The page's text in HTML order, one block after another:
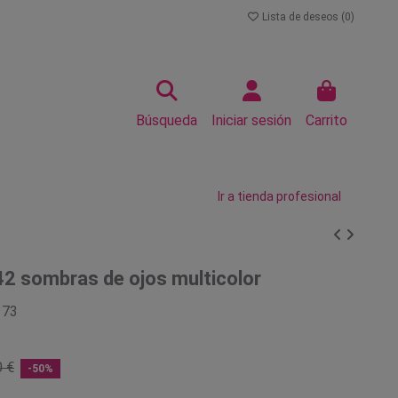
Lista de deseos (0)
Búsqueda Iniciar sesión Carrito
Ir a tienda profesional
sombras de ojos multicolor
€ -50%